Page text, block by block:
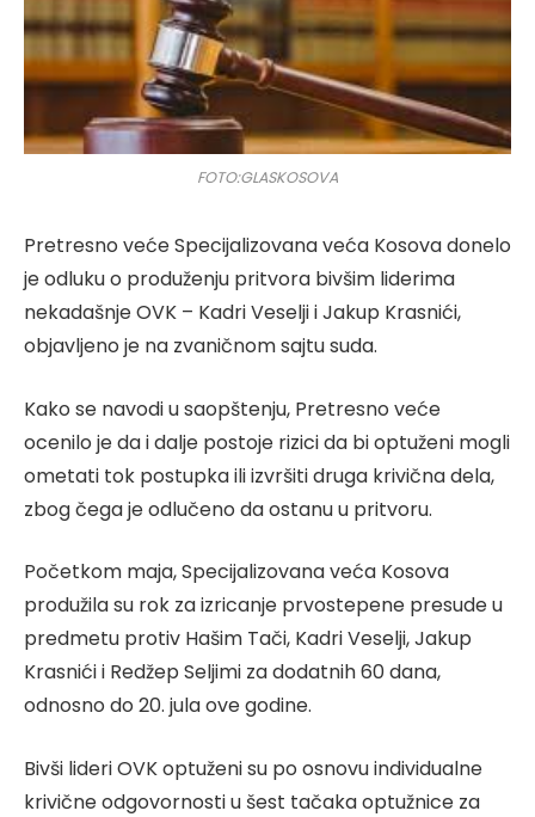
FOTO:GLASKOSOVA
Pretresno veće Specijalizovana veća Kosova donelo
je odluku o produženju pritvora bivšim liderima
nekadašnje OVK – Kadri Veselji i Jakup Krasnići,
objavljeno je na zvaničnom sajtu suda.
Kako se navodi u saopštenju, Pretresno veće
ocenilo je da i dalje postoje rizici da bi optuženi mogli
ometati tok postupka ili izvršiti druga krivična dela,
zbog čega je odlučeno da ostanu u pritvoru.
Početkom maja, Specijalizovana veća Kosova
produžila su rok za izricanje prvostepene presude u
predmetu protiv Hašim Tači, Kadri Veselji, Jakup
Krasnići i Redžep Seljimi za dodatnih 60 dana,
odnosno do 20. jula ove godine.
Bivši lideri OVK optuženi su po osnovu individualne
krivične odgovornosti u šest tačaka optužnice za